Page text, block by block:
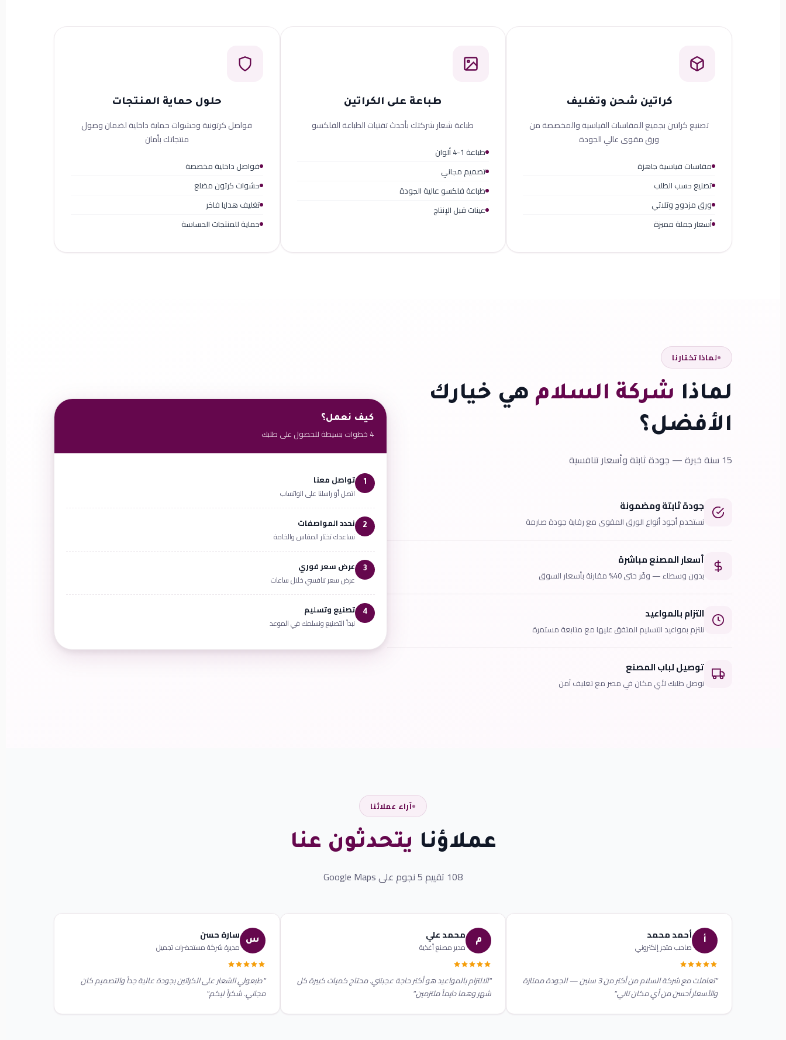
كراتين شحن وتغليف
تصنيع كراتين بجميع المقاسات القياسية والمخصصة من
ورق مقوى عالي الجودة
مقاسات قياسية جاهزة
تصنيع حسب الطلب
ورق مزدوج وثلاثي
أسعار جملة مميزة
طباعة على الكراتين
طباعة شعار شركتك بأحدث تقنيات الطباعة الفلكسو
طباعة 1-4 ألوان
تصميم مجاني
طباعة فلكسو عالية الجودة
عينات قبل الإنتاج
حلول حماية المنتجات
فواصل كرتونية وحشوات حماية داخلية لضمان وصول
منتجاتك بأمان
فواصل داخلية مخصصة
حشوات كرتون مضلع
تغليف هدايا فاخر
حماية للمنتجات الحساسة
لماذا تختارنا
لماذا شركة السلام هي خيارك
الأفضل؟
15 سنة خبرة — جودة ثابتة وأسعار تنافسية
جودة ثابتة ومضمونة
نستخدم أجود أنواع الورق المقوى مع رقابة جودة صارمة
أسعار المصنع مباشرة
بدون وسطاء — وفّر حتى 40% مقارنة بأسعار السوق
التزام بالمواعيد
نلتزم بمواعيد التسليم المتفق عليها مع متابعة مستمرة
توصيل لباب المصنع
نوصل طلبك لأي مكان في مصر مع تغليف آمن
كيف نعمل؟
4 خطوات بسيطة للحصول على طلبك
1 تواصل معنا
اتصل أو راسلنا على الواتساب
2 نحدد المواصفات
نساعدك تختار المقاس والخامة
3 عرض سعر فوري
عرض سعر تنافسي خلال ساعات
4 تصنيع وتسليم
نبدأ التصنيع ونسلمك في الموعد
آراء عملائنا
عملاؤنا يتحدثون عنا
108 تقييم 5 نجوم على Google Maps
أ أحمد محمد
صاحب متجر إلكتروني
"تعاملت مع شركة السلام من أكتر من 3 سنين — الجودة ممتازة
والأسعار أحسن من أي مكان تاني."
م محمد علي
مدير مصنع أغذية
"الالتزام بالمواعيد هو أكتر حاجة عجبتني. محتاج كميات كبيرة كل
شهر وهما دايماً ملتزمين."
س سارة حسن
مديرة شركة مستحضرات تجميل
"طبعولي الشعار على الكراتين بجودة عالية جداً والتصميم كان
مجاني. شكراً ليكم."